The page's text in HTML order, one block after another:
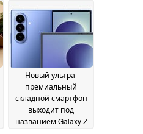
2026
Новый ультра-
премиальный
складной смартфон
выходит под
названием Galaxy Z